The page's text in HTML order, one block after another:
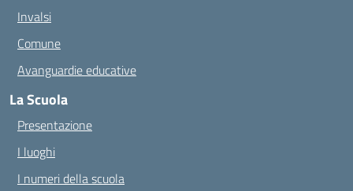
Invalsi
Comune
Avanguardie educative
La Scuola
Presentazione
I luoghi
I numeri della scuola